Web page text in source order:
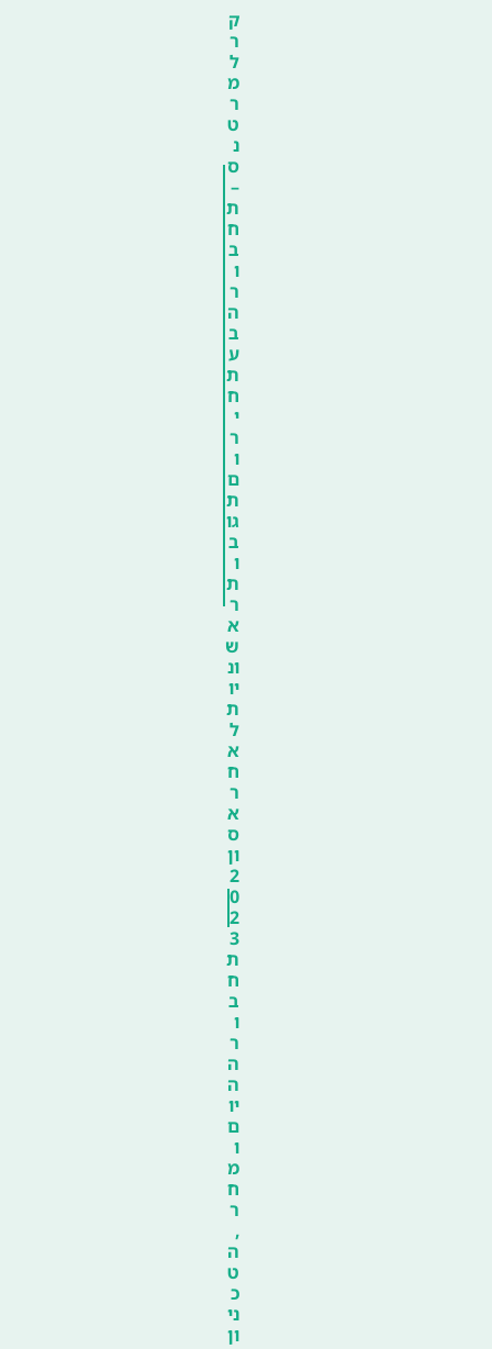
ק
ר
ל
מ
ר
ט
נ
ס
–
ת
ח
ב
ו
ר
ה
ב
ע
ת
ח
י
ר
ו
ם
ת
גו
ב
ו
ת
ר
א
ש
ונ
יו
ת
ל
א
ח
ר
א
ס
ון
2
0
2
3
ת
ח
ב
ו
ר
ה
ה
יו
ם
ו
מ
ח
ר
,
ה
ט
כ
ני
ון